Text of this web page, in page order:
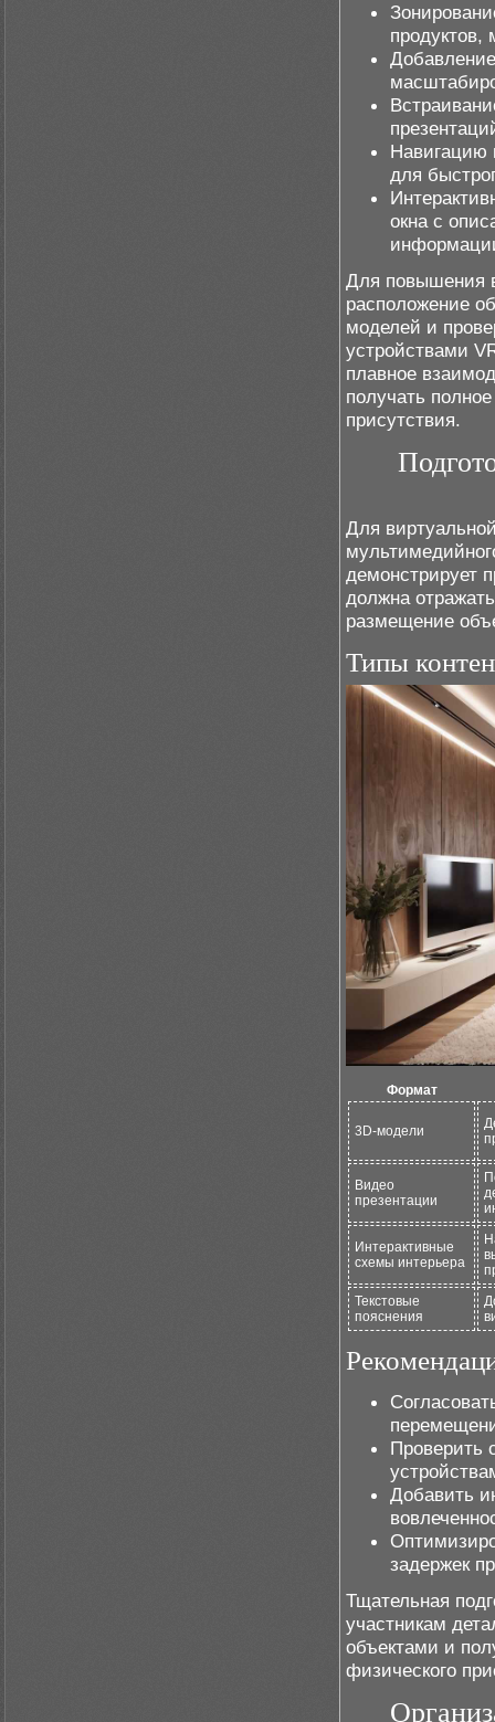
продуктов,
Навигацию
для
окна с
Для повышения
расположение
моделей и
устройствами
плавное
получать
присутствия.
Для
демонстрирует
должна
размещение
Типы
Формат
3D-модели
Видео
презентации
Интерактивные
схемы интерьера
Текстовые
пояснения
Проверить
Добавить
задержек
Тщательная
участникам
объектами и
физического